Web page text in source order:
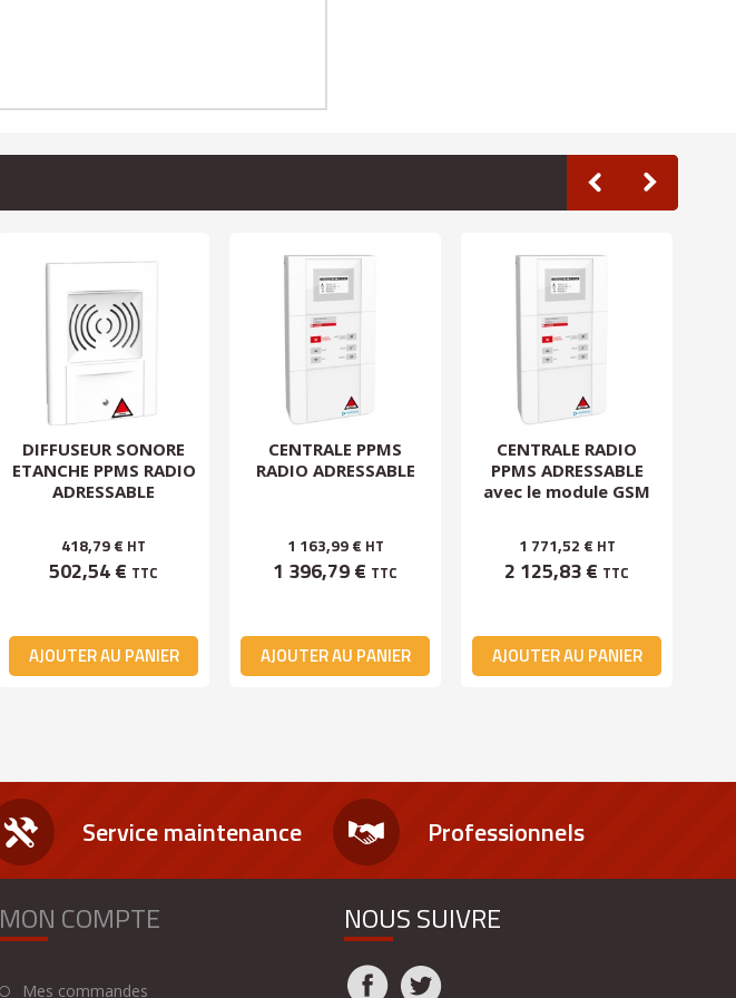
DIFFUSEUR SONORE
ETANCHE PPMS RADIO
ADRESSABLE
418,79 € HT
502,54 € TTC
AJOUTER AU PANIER
CENTRALE PPMS
RADIO ADRESSABLE
1 163,99 € HT
1 396,79 € TTC
AJOUTER AU PANIER
CENTRALE RADIO
PPMS ADRESSABLE
avec le module GSM
1 771,52 € HT
2 125,83 € TTC
AJOUTER AU PANIER
Service maintenance Professionnels
MON COMPTE
Mes commandes
NOUS SUIVRE